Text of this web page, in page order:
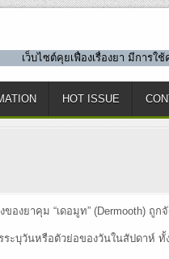
เว็บไซต์คุยเฟื่องเรื่องยา มีการ
HOT ISSUE
ของยาคุม “เดอมูท” (Dermooth)
ระบุวันหรือตัวย่อของวันในสัปดาห์